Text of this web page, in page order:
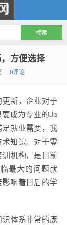
方便选择
0评论
新，企业对于
成为专业的Ja
就业需要，我
知识。对于零
机构，是目前
最大的问题就
响着日后的学
体系非常的庞